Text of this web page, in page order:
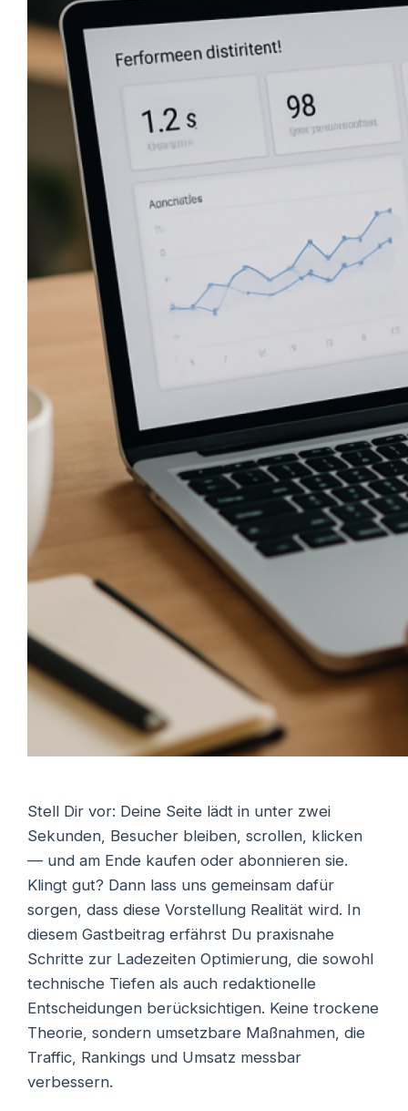
Stell Dir vor: Deine Seite lädt in unter zwei
Sekunden, Besucher bleiben, scrollen, klicken
— und am Ende kaufen oder abonnieren sie.
Klingt gut? Dann lass uns gemeinsam dafür
sorgen, dass diese Vorstellung Realität wird. In
diesem Gastbeitrag erfährst Du praxisnahe
Schritte zur Ladezeiten Optimierung, die sowohl
technische Tiefen als auch redaktionelle
Entscheidungen berücksichtigen. Keine trockene
Theorie, sondern umsetzbare Maßnahmen, die
Traffic, Rankings und Umsatz messbar
verbessern.